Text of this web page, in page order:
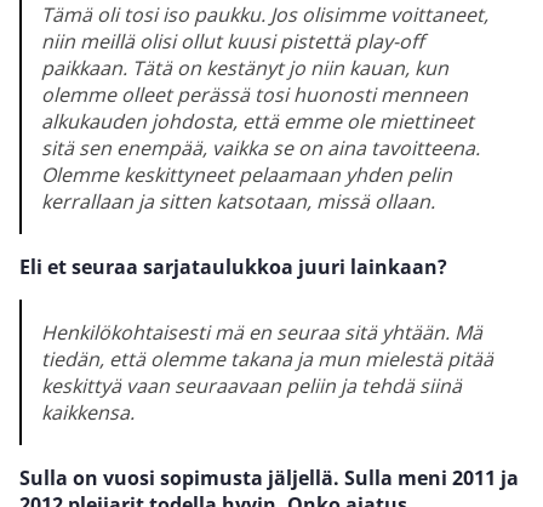
Tämä oli tosi iso paukku. Jos olisimme voittaneet,
niin meillä olisi ollut kuusi pistettä play-off
paikkaan. Tätä on kestänyt jo niin kauan, kun
olemme olleet perässä tosi huonosti menneen
alkukauden johdosta, että emme ole miettineet
sitä sen enempää, vaikka se on aina tavoitteena.
Olemme keskittyneet pelaamaan yhden pelin
kerrallaan ja sitten katsotaan, missä ollaan.
Eli et seuraa sarjataulukkoa juuri lainkaan?
Henkilökohtaisesti mä en seuraa sitä yhtään. Mä
tiedän, että olemme takana ja mun mielestä pitää
keskittyä vaan seuraavaan peliin ja tehdä siinä
kaikkensa.
Sulla on vuosi sopimusta jäljellä. Sulla meni 2011 ja